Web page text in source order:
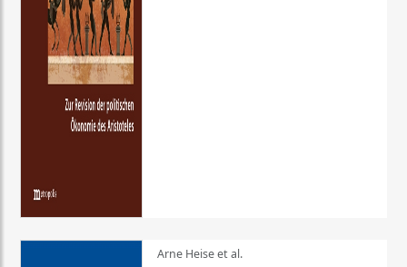
Arne Heise et al.